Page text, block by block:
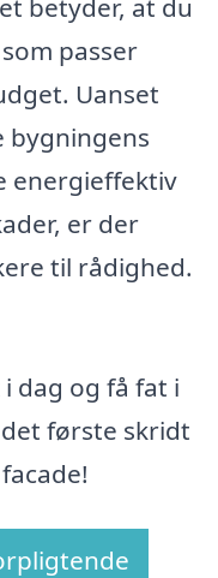
betyder, at du
passer
Uanset
bygningens
energieffektiv
er der
til rådighed.
dag og få fat i
første skridt